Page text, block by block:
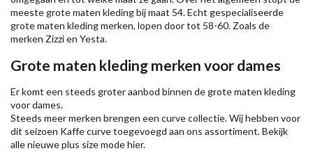
meeste grote maten kleding bij maat 54. Echt gespecialiseerde
grote maten kleding merken, lopen door tot 58-60. Zoals de
merken Zizzien Yesta.
Grote maten kleding merken voor dames
Er komt een steeds groter aanbod binnen de grote maten kleding
voor dames.
Steeds meer merken brengen een curve collectie. Wij hebben voor
dit seizoen Kaffecurve toegevoegd aan ons assortiment. Bekijk
alle nieuweplus size modehier.